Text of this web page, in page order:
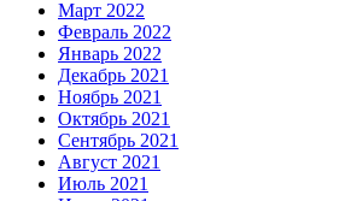
Март 2022
Февраль 2022
Январь 2022
Декабрь 2021
Ноябрь 2021
Октябрь 2021
Сентябрь 2021
Август 2021
Июль 2021